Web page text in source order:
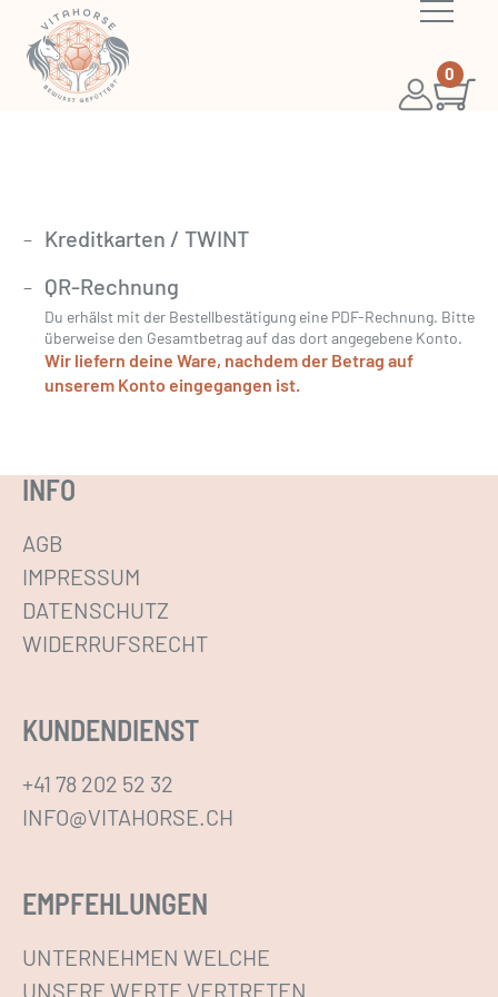
0
Kreditkarten / TWINT
QR-Rechnung
Du erhälst mit der Bestellbestätigung eine PDF-Rechnung. Bitte
überweise den Gesamtbetrag auf das dort angegebene Konto.
Wir liefern deine Ware, nachdem der Betrag auf
unserem Konto eingegangen ist.
INFO
AGB
IMPRESSUM
DATENSCHUTZ
WIDERRUFSRECHT
KUNDENDIENST
+41 78 202 52 32
INFO@VITAHORSE.CH
EMPFEHLUNGEN
UNTERNEHMEN WELCHE
UNSERE WERTE VERTRETEN